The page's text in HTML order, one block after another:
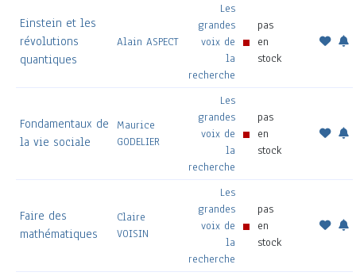
Einstein et les
révolutions
quantiques
Alain ASPECT
Les
grandes
voix de
la
recherche
pas
en
stock
Fondamentaux de
la vie sociale
Maurice
GODELIER
Les
grandes
voix de
la
recherche
pas
en
stock
Faire des
mathématiques
Claire
VOISIN
Les
grandes
voix de
la
recherche
pas
en
stock